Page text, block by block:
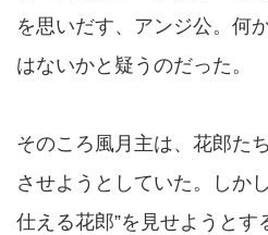
を思いだす、アンジ公。何
はないかと疑うのだった。
そのころ風月主は、花郎た
させようとしていた。しか
仕える花郎”を見せようと